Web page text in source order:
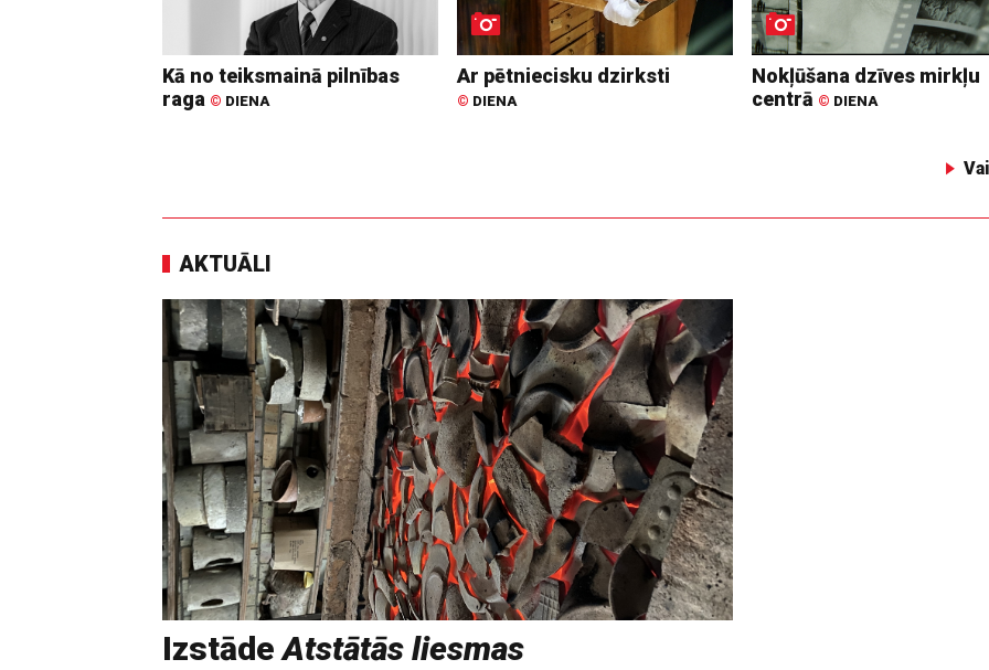
Kā no teiksmainā pilnības
raga © DIENA
Ar pētniecisku dzirksti
© DIENA
Nokļūšana dzīves mirkļu
centrā © DIENA
AKTUĀLI
IzstādeAtstātās liesmas